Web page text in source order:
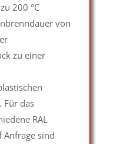
200 °C
von
zu einer
Für das
RAL
Anfrage sind